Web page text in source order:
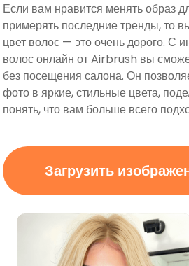
Если вам нравится менять образ
примерять последние тренды, то
цвет волос — это очень дорого. С
волос онлайн от Airbrush вы
без посещения салона. Он
фото в яркие, стильные цвета,
понять, что вам больше всего
Загрузить